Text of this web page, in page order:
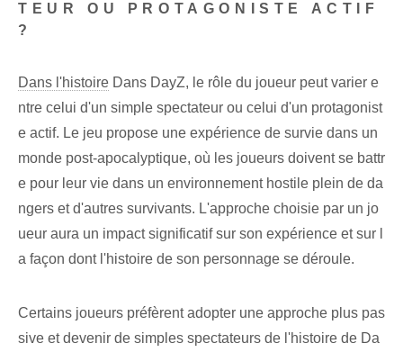
TEUR OU PROTAGONISTE ACTIF
?
Dans l'histoire Dans DayZ, le rôle du joueur peut varier e
ntre celui d'un simple spectateur ou celui d'un protagonist
e actif. Le jeu propose une expérience de survie dans un
monde post-apocalyptique, où les joueurs doivent se battr
e pour leur vie dans un environnement hostile plein de da
ngers et d'autres survivants. L'approche choisie par un jo
ueur aura un impact significatif sur son expérience et sur l
a façon dont l'histoire de son personnage se déroule.
Certains joueurs préfèrent adopter une approche plus pas
sive et devenir de simples spectateurs de l'histoire de Da